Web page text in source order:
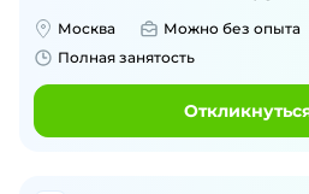
Москва Можно без опыта
Полная занятость